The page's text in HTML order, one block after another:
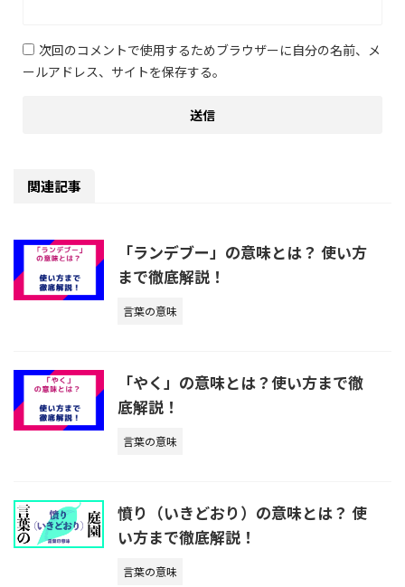
次回のコメントで使用するためブラウザーに自分の名前、メ
ールアドレス、サイトを保存する。
関連記事
「ランデブー」の意味とは？ 使い方
まで徹底解説！
言葉の意味
「やく」の意味とは？使い方まで徹
底解説！
言葉の意味
憤り（いきどおり）の意味とは？ 使
い方まで徹底解説！
言葉の意味